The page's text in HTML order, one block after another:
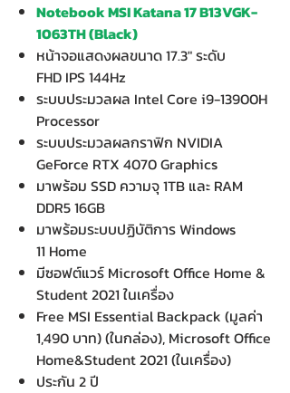
Notebook MSI Katana 17 B13VGK-
1063TH (Black)
หน้าจอแสดงผลขนาด 17.3" ระดับ
FHD IPS 144Hz
ระบบประมวลผล Intel Core i9-13900H
Processor
ระบบประมวลผลกราฟิก NVIDIA
GeForce RTX 4070 Graphics
มาพร้อม SSD ความจุ 1TB และ RAM
DDR5 16GB
มาพร้อมระบบปฏิบัติการ Windows
11 Home
มีซอฟต์แวร์ Microsoft Office Home &
Student 2021 ในเครื่อง
Free MSI Essential Backpack (มูลค่า
1,490 บาท) (ในกล่อง), Microsoft Office
Home&Student 2021 (ในเครื่อง)
ประกัน 2 ปี